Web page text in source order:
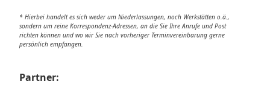
* Hierbei handelt es sich weder um Niederlassungen, noch Werkstätten o.ä.,
sondern um reine Korrespondenz-Adressen, an die Sie Ihre Anrufe und Post
richten können und wo wir Sie nach vorheriger Terminvereinbarung gerne
persönlich empfangen.
Partner: